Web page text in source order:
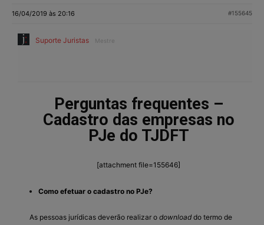
16/04/2019 às 20:16 #155645
Suporte Juristas Mestre
Perguntas frequentes –
Cadastro das empresas no
PJe do TJDFT
[attachment file=155646]
Como efetuar o cadastro no PJe?
As pessoas jurídicas deverão realizar o download do termo de